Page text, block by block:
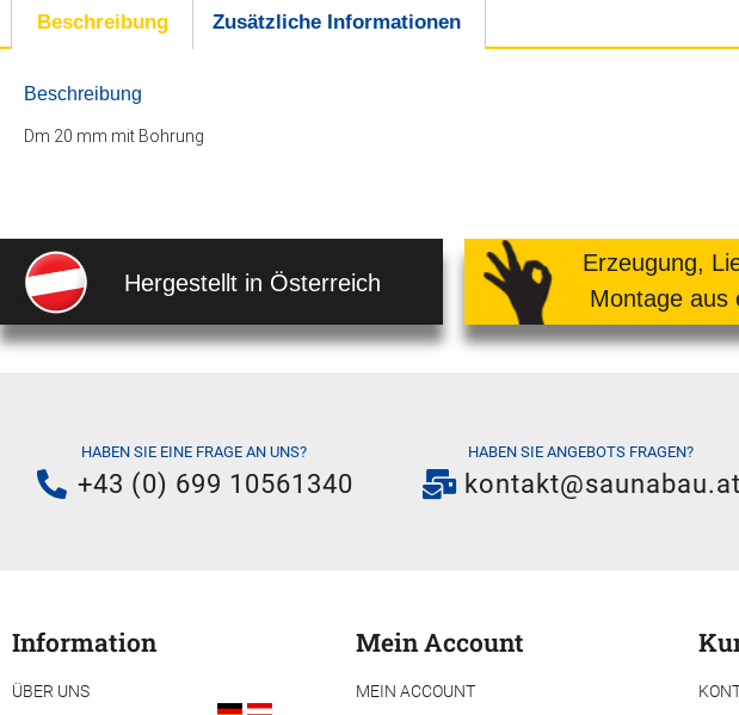
Beschreibung Zusätzliche Informationen
Beschreibung
Dm 20 mm mit Bohrung
Hergestellt in Österreich
Erzeugung,
Montage aus
HABEN SIE EINE FRAGE AN UNS?
+43 (0) 699 10561340
HABEN SIE ANGEBOTS FRAGEN?
kontakt@saunabau.at
Information
ÜBER UNS
Mein Account
MEIN ACCOUNT